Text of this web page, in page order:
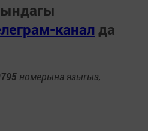
канал да
номерына языгыз,